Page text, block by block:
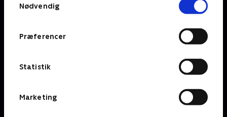
Nødvendig
Præferencer
Statistik
Marketing
Her kan du se TV 2 Play
Kundecenter
rum